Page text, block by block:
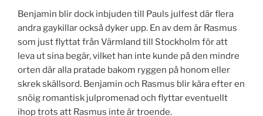
Benjamin blir dock inbjuden till Pauls julfest där flera
andra gaykillar också dyker upp. En av dem är Rasmus
som just flyttat från Värmland till Stockholm för att
leva ut sina begär, vilket han inte kunde på den mindre
orten där alla pratade bakom ryggen på honom eller
skrek skällsord. Benjamin och Rasmus blir kära efter en
snöig romantisk julpromenad och flyttar eventuellt
ihop trots att Rasmus inte är troende.